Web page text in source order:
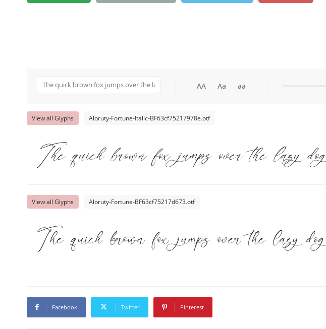
AA Aa aa
View all Glyphs Aloruty-Fortune-Italic-BF63cf75217978e.otf
The quick brown fox jumps over the lazy dog
View all Glyphs Aloruty-Fortune-BF63cf75217d673.otf
The quick brown fox jumps over the lazy dog
Facebook Twitter Pinterest